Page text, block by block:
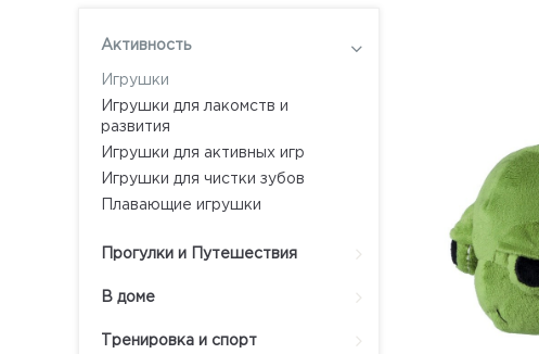
Активность
Игрушки
Игрушки для лакомств и
развития
Игрушки для активных игр
Игрушки для чистки зубов
Плавающие игрушки
Прогулки и Путешествия
В доме
Тренировка и спорт